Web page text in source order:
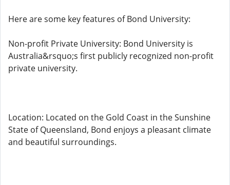
Here are some key features of Bond University:
Non-profit Private University: Bond University is
Australia&rsquo;s first publicly recognized non-profit
private university.
Location: Located on the Gold Coast in the Sunshine
State of Queensland, Bond enjoys a pleasant climate
and beautiful surroundings.